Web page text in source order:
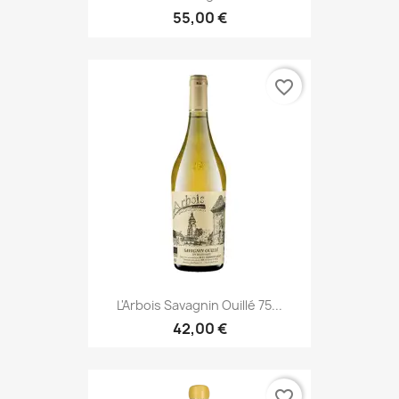
55,00 €
L'Arbois Savagnin Ouillé 75...
42,00 €
favorite_border